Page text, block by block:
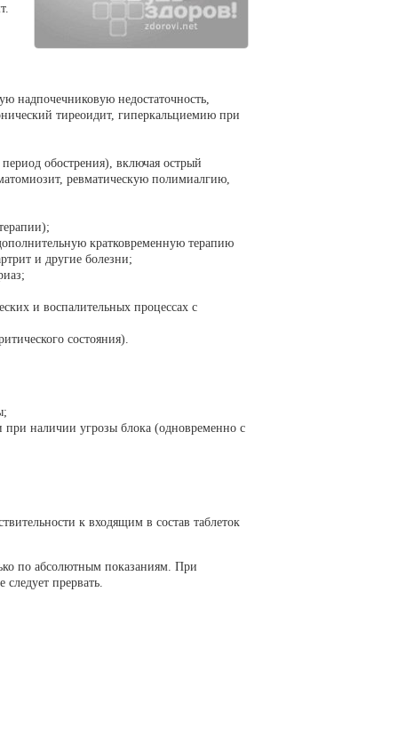
надпочечниковую недостаточность,
тиреоидит, гиперкальциемию при
обострения), включая острый
ревматическую полимиалгию,
кратковременную терапию
и другие болезни;
и воспалительных процессах с
состояния).
при наличии угрозы блока (одновременно с
к входящим в состав таблеток
по абсолютным показаниям. При
прервать.